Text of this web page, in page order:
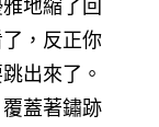
地縮了回
，反正你
出來了。
蓋著鏽跡